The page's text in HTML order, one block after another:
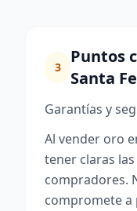
3
Puntos
Santa Fe
Garantías y
Al vender oro
tener claras
compradores.
compromete